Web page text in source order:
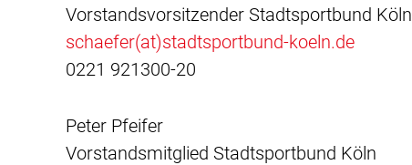
Vorstandsvorsitzender Stadtsportbund Köln
schaefer(at)stadtsportbund-koeln.de
0221 921300-20
Peter Pfeifer
Vorstandsmitglied Stadtsportbund Köln